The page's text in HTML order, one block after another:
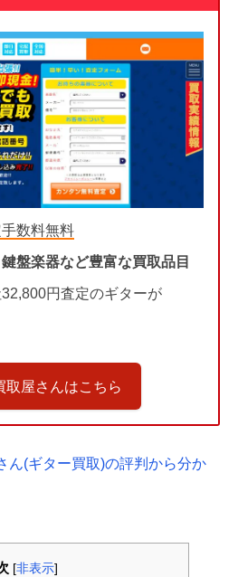
数料無料
盤楽器など豊富な買取品目
円査定のギターが
取屋さんはこちら
ん(ギター買取)の評判から分か
[非表示]